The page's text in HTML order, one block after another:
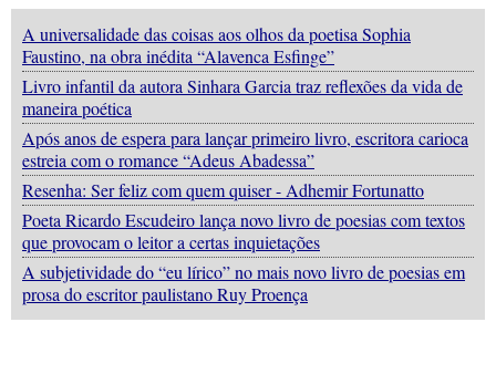
A universalidade das coisas aos olhos da poetisa Sophia
Faustino, na obra inédita “Alavenca Esfinge”
Livro infantil da autora Sinhara Garcia traz reflexões da vida de
maneira poética
Após anos de espera para lançar primeiro livro, escritora carioca
estreia com o romance “Adeus Abadessa”
Resenha: Ser feliz com quem quiser - Adhemir Fortunatto
Poeta Ricardo Escudeiro lança novo livro de poesias com textos
que provocam o leitor a certas inquietações
A subjetividade do “eu lírico” no mais novo livro de poesias em
prosa do escritor paulistano Ruy Proença